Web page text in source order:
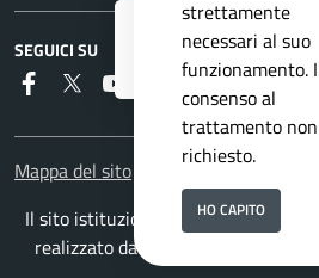
Registrati ai serviziAPP IO
aggiornamenti dall'Ente
SEGUICI SU
FaceboookTwitter YoutubeRSS
Mappa del sito
Il sito istituzionale del Comune di
realizzato da
strettamente
necessari al suo
funzionamento.
consenso al
trattamento
richiesto.
HO CAPITO